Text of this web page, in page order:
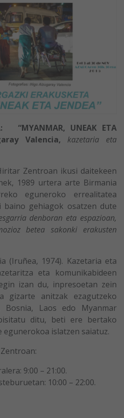
“MYANMAR, UNEAK ETA
Valencia,kazetaria eta
Zentroan ikusi daitekeen
1989 urtera arte Birmania
eguneroko errealitatea
baino gehiagok osatzen dute
denboran eta espazioan,
betea sakonki erakusten
(Iruñea, 1974). Kazetaria eta
eta komunikabideen
izan du, inpresoetan zein
gizarte anitzak ezagutzeko
Bosnia, Laos edo Myanmar
ditu, beti ere bertako
egunerokoa islatzen saiatuz.
9:00 – 21:00.
10:00 – 22:00.